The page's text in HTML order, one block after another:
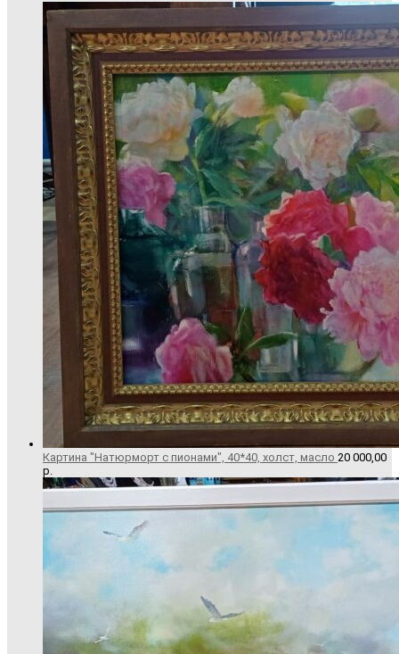
Картина "Натюрморт с пионами", 40*40, холст, масло 20 000,00
р.